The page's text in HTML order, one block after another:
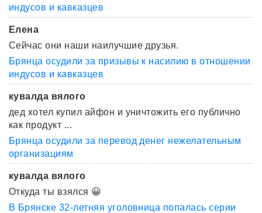
индусов и кавказцев
Елена
Сейчас они наши наилучшие друзья.
Брянца осудили за призывы к насилию в отношении
индусов и кавказцев
кувалда вялого
дед хотел купил айфон и уничтожить его публично
как продукт ...
Брянца осудили за перевод денег нежелательным
организациям
кувалда вялого
Откуда ты взялся 😀
В Брянске 32-летняя уголовница попалась серии